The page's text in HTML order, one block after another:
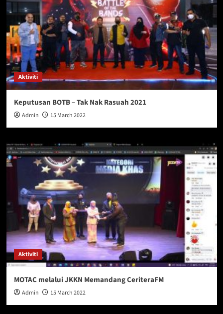
Aktiviti
Keputusan BOTB – Tak Nak Rasuah 2021
Admin 15 March 2022
Aktiviti
MOTAC melalui JKKN Memandang CeriteraFM
Admin 15 March 2022